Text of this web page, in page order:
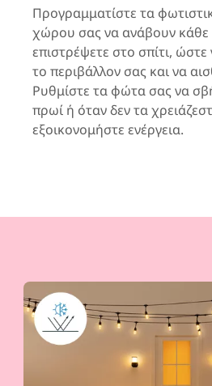
Προγραμματίστε τα
χώρου σας να ανάβουν
επιστρέψετε στο σπίτι,
το περιβάλλον σας και να
Ρυθμίστε τα φώτα σας να
πρωί ή όταν δεν τα
εξοικονομήστε ενέργεια.